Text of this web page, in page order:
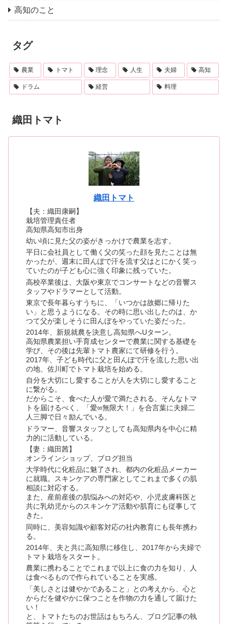
高知のこと
タグ
農業 トマト 理念 人生 夫婦 高知
ドラム 経営 料理
織田トマト
織田トマト
【夫：織田康嗣】
栽培管理責任者
高知県高知市出身
幼い頃に見た父の姿がきっかけで農業を志す。
平日に会社員として働く父の笑った顔を見たことは無
かったが、週末に田んぼで汗を流す父はとにかく笑っ
ていたのが子ども心に強く印象に残っていた。
高校卒業後は、大阪や東京でコンサートなどの音響ス
タッフやドラマーとして活動。
東京で長年暮らすうちに、「いつかは故郷に帰りた
い」と思うようになる。その時に思い出したのは、か
つて父が楽しそうに田んぼをやっていた姿だった。
2014年、新規就農を決意し高知県へUターン。
高知県農業担い手育成センターで農業に関する基礎を
学び、その後は先輩トマト農家にて研修を行う。
2017年、子ども時代に父と田んぼで汗を流した思い出
の地、佐川町でトマト栽培を始める。
自分を大切にし愛することが人を大切にし愛すること
に繋がる。
だからこそ、食べた人が愛で満たされる、そんなトマ
トを届けるべく、「愛∞無限大！」を合言葉に夫婦二
人三脚で日々励んでいる。
ドラマー、音響スタッフとしても高知県内を中心に精
力的に活動している。
【妻：織田茜】
オンラインショップ、ブログ担当
大学時代に化粧品に魅了され、都内の化粧品メーカー
に就職。スキンケアの専門家としてこれまで多くの肌
相談に対応する。
また、産前産後の肌悩みへの対応や、小児皮膚科医と
共に乳幼児からのスキンケア活動や肌育にも従事して
きた。
同時に、美容知識や顧客対応の社内教育にも長年携わ
る。
2014年、夫と共に高知県に移住し、2017年から夫婦で
トマト栽培をスタート。
農業に携わることでこれまで以上に食の力を知り、人
は食べるもので作られていることを実感。
「美しさとは健やかであること」との考えから、心と
からだを健やかに保つことを作物の力を通して届けた
い！
と、トマトたちのお世話はもちろん、ブログ記事の執